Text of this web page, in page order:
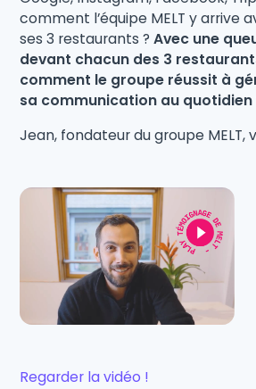
comment l’équipe MELT y arrive
ses 3 restaurants ?Avec une
devant chacun des 3
comment le groupe réussit à
sa communication au quotidien
Jean, fondateur du groupe MELT,
Regarder la vidéo !